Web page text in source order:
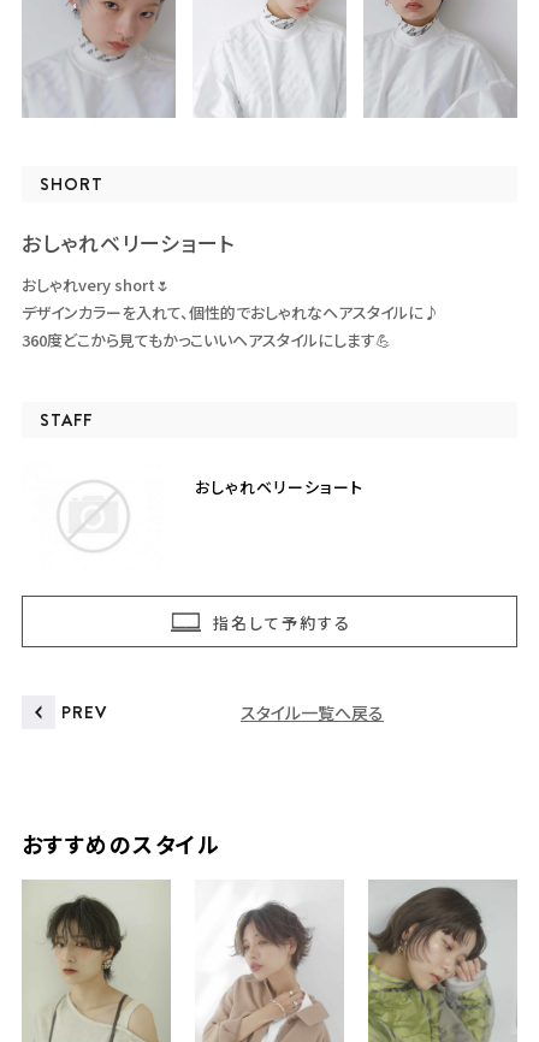
SHORT
おしゃれベリーショート
おしゃれvery short🌷
デザインカラーを入れて、個性的でおしゃれなヘアスタイルに♪
360度どこから見てもかっこいいヘアスタイルにします💪
STAFF
おしゃれベリーショート
指名して予約する
PREV スタイル一覧へ戻る
おすすめのスタイル